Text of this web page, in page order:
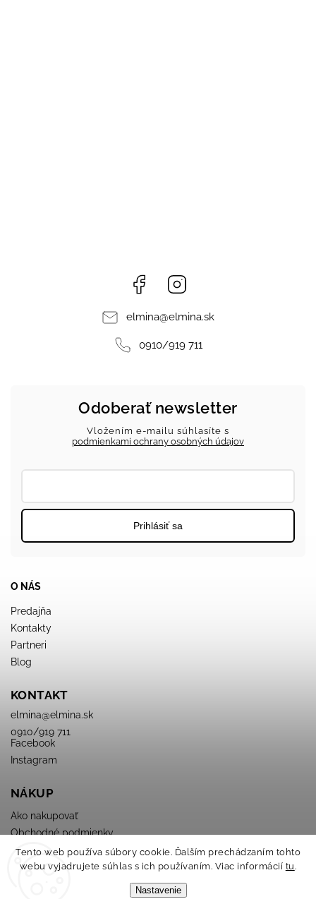
Tento web používa súbory cookie. Ďalším prechádzaním tohto
webu vyjadrujete súhlas s ich používaním. Viac informácií tu.
Nastavenie
Facebook
elmina@elmina.sk
0910/919 711
O NÁS
Predajňa
Kontakty
Partneri
Blog
KONTAKT
elmina@elmina.sk
0910/919 711
Facebook
Instagram
NÁKUP
Ako nakupovať
Obchodné podmienky
Podmienky ochrany osobných údajov
Odoberať newsletter
Vložením e-mailu súhlasíte s
podmienkami ochrany osobných údajov
Prihlásiť sa